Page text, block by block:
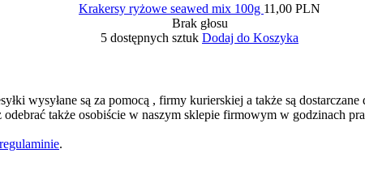
Krakersy ryżowe seawed mix 100g 11,00 PLN
Brak głosu
5 dostępnych sztuk Dodaj do Koszyka
wysyłane są za pomocą , firmy kurierskiej a także są
odebrać także osobiście w naszym sklepie firmowym w godzinach
regulaminie.